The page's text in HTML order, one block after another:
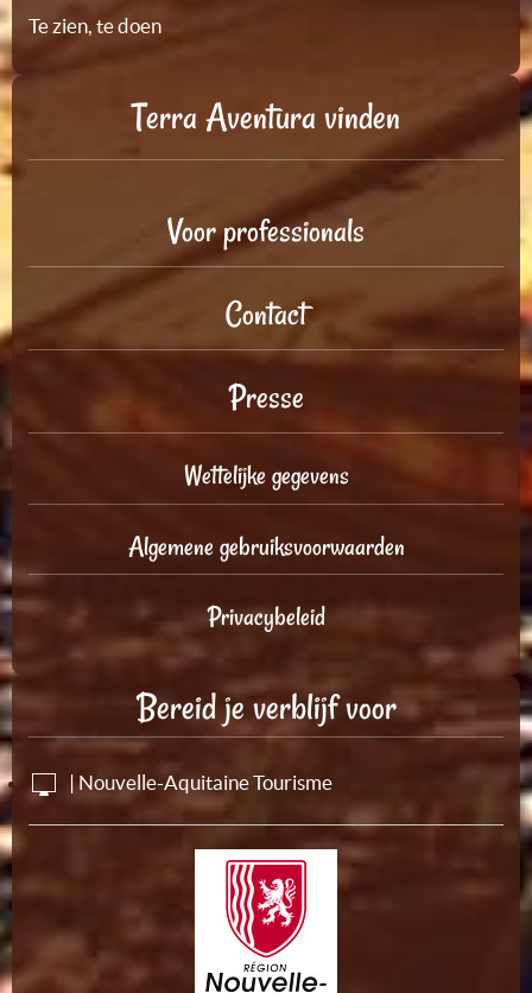
Te zien, te doen
Terra Aventura vinden
Voor professionals
Contact
Presse
Wettelijke gegevens
Algemene gebruiksvoorwaarden
Privacybeleid
Bereid je verblijf voor
| Nouvelle-Aquitaine Tourisme